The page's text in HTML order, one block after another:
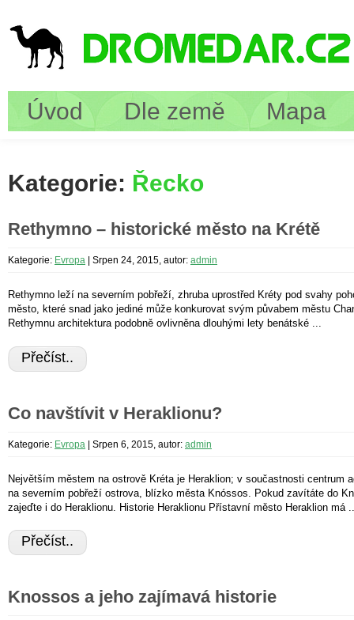
Úvod Dle země Mapa
Kategorie: Řecko
Rethymno – historické město na Krétě
Kategorie: Evropa Srpen 24, 2015, autor: admin
Rethymno leží na severním pobřeží, zhruba uprostřed Kréty pod svahy
město, které snad jako jediné může konkurovat svým půvabem městu
Rethymnu architektura podobně ovlivněna dlouhými lety benátské ...
Přečíst..
Co navštívit v Heraklionu?
Kategorie: Evropa | Srpen 6, 2015, autor: admin
Největším městem na ostrově Kréta je Heraklion; v součastnosti centrum
na severním pobřeží ostrova, blízko města Knóssos. Pokud zavítáte do
zajeďte i do Heraklionu. Historie Heraklionu Přístavní město Heraklion má
Přečíst..
Knossos a jeho zajímavá historie